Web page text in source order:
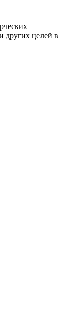
других целей в